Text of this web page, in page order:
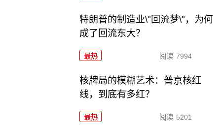
特朗普的制造业\"回流梦\"，为何
成了回流东大？
最热 阅读 7994
核牌局的模糊艺术：普京核红
线，到底有多红？
最热 阅读 5201